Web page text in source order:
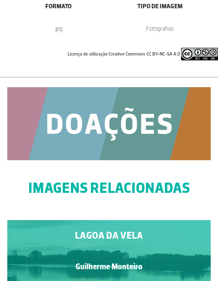
FORMATO
.jpg
TIPO DE IMAGEM
Fotografias
Licença de utilização Creative Commons CC BY-NC-SA 4.0
IMAGENS RELACIONADAS
LAGOA DA VELA
Guilherme Monteiro